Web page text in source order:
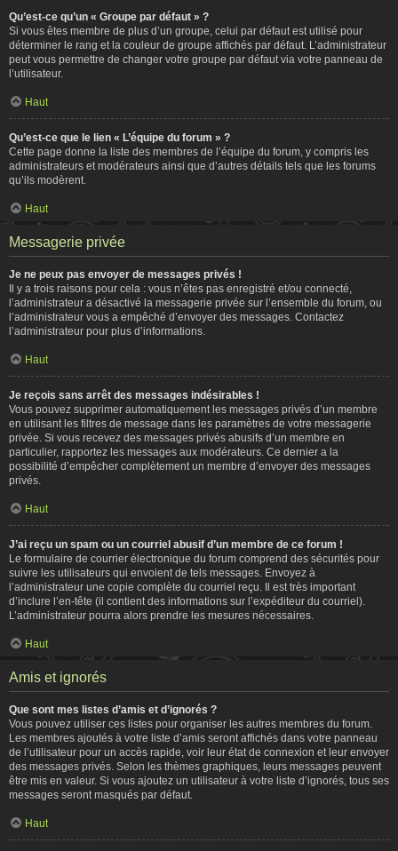
Qu’est-ce qu’un « Groupe par défaut » ?
Si vous êtes membre de plus d’un groupe, celui par défaut est utilisé pour
déterminer le rang et la couleur de groupe affichés par défaut. L’administrateur
peut vous permettre de changer votre groupe par défaut via votre panneau de
l’utilisateur.
Haut
Qu’est-ce que le lien « L’équipe du forum » ?
Cette page donne la liste des membres de l’équipe du forum, y compris les
administrateurs et modérateurs ainsi que d’autres détails tels que les forums
qu’ils modèrent.
Haut
Messagerie privée
Je ne peux pas envoyer de messages privés !
Il y a trois raisons pour cela : vous n’êtes pas enregistré et/ou connecté,
l’administrateur a désactivé la messagerie privée sur l’ensemble du forum, ou
l’administrateur vous a empêché d’envoyer des messages. Contactez
l’administrateur pour plus d’informations.
Haut
Je reçois sans arrêt des messages indésirables !
Vous pouvez supprimer automatiquement les messages privés d’un membre
en utilisant les filtres de message dans les paramètres de votre messagerie
privée. Si vous recevez des messages privés abusifs d’un membre en
particulier, rapportez les messages aux modérateurs. Ce dernier a la
possibilité d’empêcher complètement un membre d’envoyer des messages
privés.
Haut
J’ai reçu un spam ou un courriel abusif d’un membre de ce forum !
Le formulaire de courrier électronique du forum comprend des sécurités pour
suivre les utilisateurs qui envoient de tels messages. Envoyez à
l’administrateur une copie complète du courriel reçu. Il est très important
d’inclure l’en-tête (il contient des informations sur l’expéditeur du courriel).
L’administrateur pourra alors prendre les mesures nécessaires.
Haut
Amis et ignorés
Que sont mes listes d’amis et d’ignorés ?
Vous pouvez utiliser ces listes pour organiser les autres membres du forum.
Les membres ajoutés à votre liste d’amis seront affichés dans votre panneau
de l’utilisateur pour un accès rapide, voir leur état de connexion et leur envoyer
des messages privés. Selon les thèmes graphiques, leurs messages peuvent
être mis en valeur. Si vous ajoutez un utilisateur à votre liste d’ignorés, tous ses
messages seront masqués par défaut.
Haut